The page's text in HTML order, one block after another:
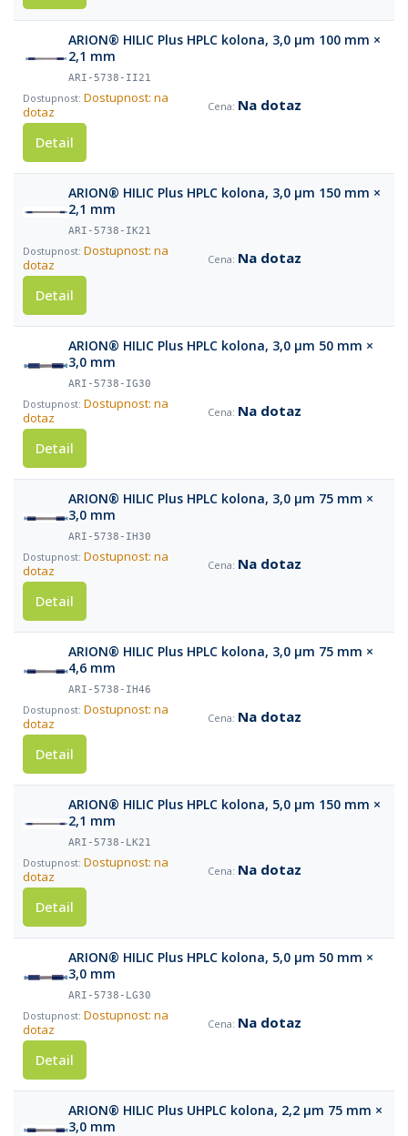
ARION® HILIC Plus HPLC kolona, 3,0 µm 100 mm ×
2,1 mm
ARI-5738-II21
Dostupnost: na
dotaz
Na dotaz
Detail
ARION® HILIC Plus HPLC kolona, 3,0 µm 150 mm ×
2,1 mm
ARI-5738-IK21
Dostupnost: na
dotaz
Na dotaz
Detail
ARION® HILIC Plus HPLC kolona, 3,0 µm 50 mm ×
3,0 mm
ARI-5738-IG30
Dostupnost: na
dotaz
Na dotaz
Detail
ARION® HILIC Plus HPLC kolona, 3,0 µm 75 mm ×
3,0 mm
ARI-5738-IH30
Dostupnost: na
dotaz
Na dotaz
Detail
ARION® HILIC Plus HPLC kolona, 3,0 µm 75 mm ×
4,6 mm
ARI-5738-IH46
Dostupnost: na
dotaz
Na dotaz
Detail
ARION® HILIC Plus HPLC kolona, 5,0 µm 150 mm ×
2,1 mm
ARI-5738-LK21
Dostupnost: na
dotaz
Na dotaz
Detail
ARION® HILIC Plus HPLC kolona, 5,0 µm 50 mm ×
3,0 mm
ARI-5738-LG30
Dostupnost: na
dotaz
Na dotaz
Detail
ARION® HILIC Plus UHPLC kolona, 2,2 µm 75 mm ×
3,0 mm